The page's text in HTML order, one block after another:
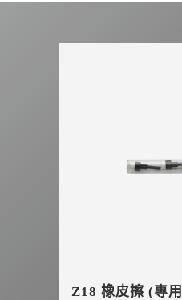
Z18 橡皮擦 (專